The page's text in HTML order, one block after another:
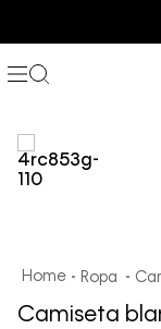
Ropa
Camiseta